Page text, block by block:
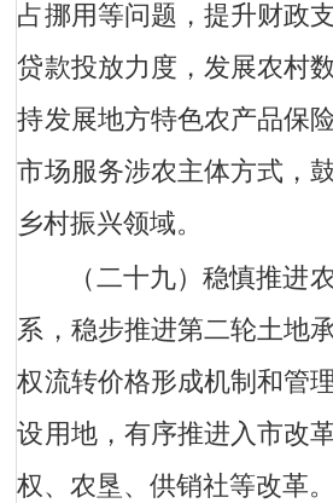
占挪用等问题，提升财政
贷款投放力度，发展农村
持发展地方特色农产品保
市场服务涉农主体方式，
乡村振兴领域。
（二十九）稳慎推进
系，稳步推进第二轮土地
权流转价格形成机制和管
设用地，有序推进入市改
权、农垦、供销社等改革。